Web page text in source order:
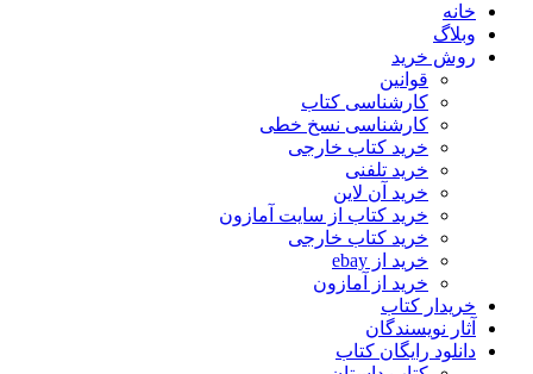
خانه
وبلاگ
روش خرید
قوانین
کارشناسی کتاب
کارشناسی نسخ خطی
خرید کتاب خارجی
خرید تلفنی
خرید آن لاین
خرید کتاب از سایت آمازون
خرید کتاب خارجی
خرید از ebay
خرید از آمازون
خریدار کتاب
آثار نویسندگان
دانلود رایگان کتاب